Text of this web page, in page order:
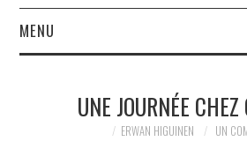
MENU
CINÉMAUNE JOURNÉE
ERWAN HIGUINEN UN